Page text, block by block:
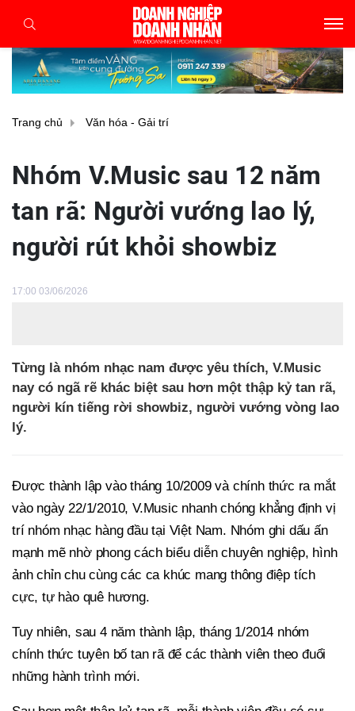
Trang chủ Văn hóa - Gải trí
Nhóm V.Music sau 12 năm
tan rã: Người vướng lao lý,
người rút khỏi showbiz
17:00 03/06/2026
Từng là nhóm nhạc nam được yêu thích, V.Music
nay có ngã rẽ khác biệt sau hơn một thập kỷ tan rã,
người kín tiếng rời showbiz, người vướng vòng lao
lý.
Được thành lập vào tháng 10/2009 và chính thức ra mắt
vào ngày 22/1/2010, V.Music nhanh chóng khẳng định vị
trí nhóm nhạc hàng đầu tại Việt Nam. Nhóm ghi dấu ấn
mạnh mẽ nhờ phong cách biểu diễn chuyên nghiệp, hình
ảnh chỉn chu cùng các ca khúc mang thông điệp tích
cực, tự hào quê hương.
Tuy nhiên, sau 4 năm thành lập, tháng 1/2014 nhóm
chính thức tuyên bố tan rã để các thành viên theo đuổi
những hành trình mới.